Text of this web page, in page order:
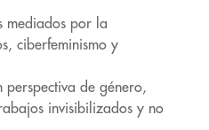
mediados por la
ciberfeminismo y
perspectiva de género,
invisibilizados y no